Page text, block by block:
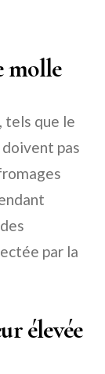
molle
tels que le
pas
par la
élevée